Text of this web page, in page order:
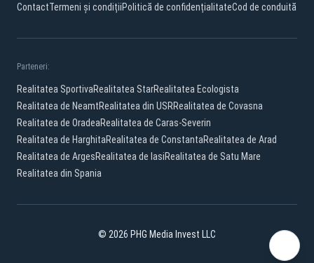
ContactTermeni și condițiiPolitică de confidențialitateCod de conduită
Parteneri:
Realitatea SportivaRealitatea StarRealitatea Ecologista
Realitatea de NeamtRealitatea din USRRealitatea de Covasna
Realitatea de OradeaRealitatea de Caras-Severin
Realitatea de HarghitaRealitatea de ConstantaRealitatea de Arad
Realitatea de ArgesRealitatea de IasiRealitatea de Satu Mare
Realitatea din Spania
© 2026 PHG Media Invest LLC